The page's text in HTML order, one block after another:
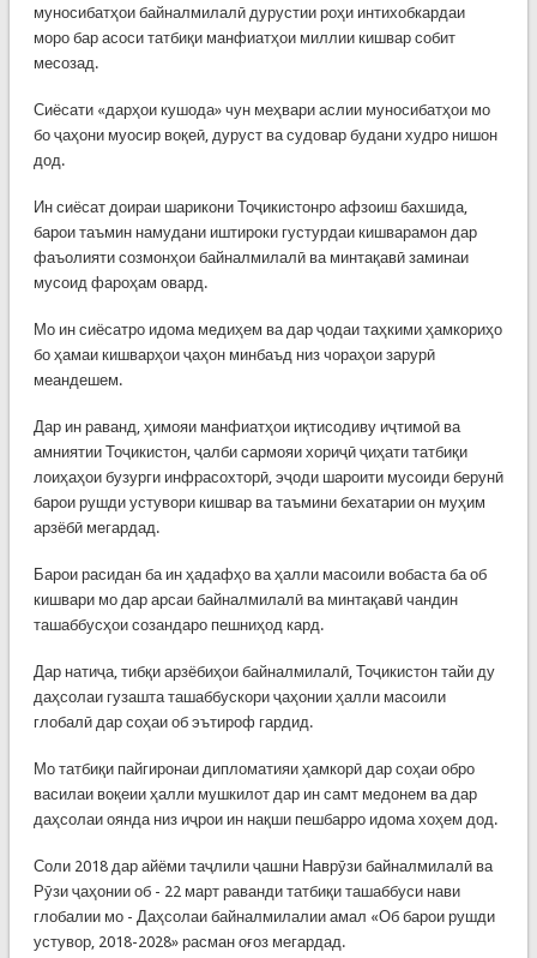
муносибатҳои байналмилалӣ дурустии роҳи интихобкардаи
моро бар асоси татбиқи манфиатҳои миллии кишвар собит
месозад.
Сиёсати «дарҳои кушода» чун меҳвари аслии муносибатҳои мо
бо ҷаҳони муосир воқеӣ, дуруст ва судовар будани худро нишон
дод.
Ин сиёсат доираи шарикони Тоҷикистонро афзоиш бахшида,
барои таъмин намудани иштироки густурдаи кишварамон дар
фаъолияти созмонҳои байналмилалӣ ва минтақавӣ заминаи
мусоид фароҳам овард.
Мо ин сиёсатро идома медиҳем ва дар ҷодаи таҳкими ҳамкориҳо
бо ҳамаи кишварҳои ҷаҳон минбаъд низ чораҳои зарурӣ
меандешем.
Дар ин раванд, ҳимояи манфиатҳои иқтисодиву иҷтимоӣ ва
амниятии Тоҷикистон, ҷалби сармояи хориҷӣ ҷиҳати татбиқи
лоиҳаҳои бузурги инфрасохторӣ, эҷоди шароити мусоиди берунӣ
барои рушди устувори кишвар ва таъмини бехатарии он муҳим
арзёбӣ мегардад.
Барои расидан ба ин ҳадафҳо ва ҳалли масоили вобаста ба об
кишвари мо дар арсаи байналмилалӣ ва минтақавӣ чандин
ташаббусҳои созандаро пешниҳод кард.
Дар натиҷа, тибқи арзёбиҳои байналмилалӣ, Тоҷикистон тайи ду
даҳсолаи гузашта ташаббускори ҷаҳонии ҳалли масоили
глобалӣ дар соҳаи об эътироф гардид.
Мо татбиқи пайгиронаи дипломатияи ҳамкорӣ дар соҳаи обро
василаи воқеии ҳалли мушкилот дар ин самт медонем ва дар
даҳсолаи оянда низ иҷрои ин нақши пешбарро идома хоҳем дод.
Соли 2018 дар айёми таҷлили ҷашни Наврӯзи байналмилалӣ ва
Рӯзи ҷаҳонии об - 22 март раванди татбиқи ташаббуси нави
глобалии мо - Даҳсолаи байналмилалии амал «Об барои рушди
устувор, 2018-2028» расман оғоз мегардад.